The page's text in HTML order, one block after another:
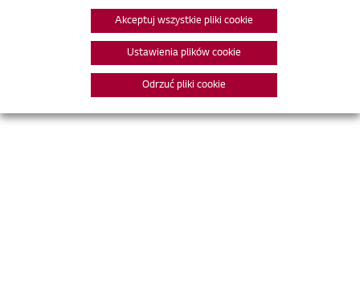
Akceptuj wszystkie pliki cookie
Ustawienia plików cookie
Odrzuć pliki cookie